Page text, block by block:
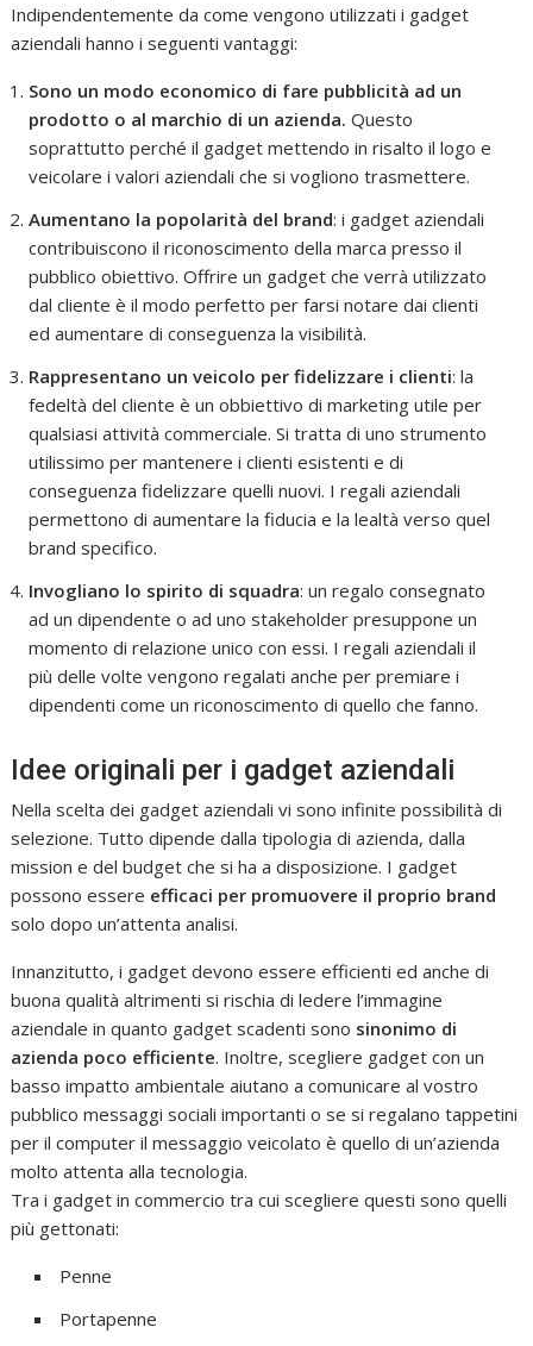
Indipendentemente da come vengono utilizzati i gadget
aziendali hanno i seguenti vantaggi:
Sono un modo economico di fare pubblicità ad un
prodotto o al marchio di un azienda. Questo
soprattutto perché il gadget mettendo in risalto il logo e
veicolare i valori aziendali che si vogliono trasmettere.
Aumentano la popolarità del brand: i gadget aziendali
contribuiscono il riconoscimento della marca presso il
pubblico obiettivo. Offrire un gadget che verrà utilizzato
dal cliente è il modo perfetto per farsi notare dai clienti
ed aumentare di conseguenza la visibilità.
Rappresentano un veicolo per fidelizzare i clienti: la
fedeltà del cliente è un obbiettivo di marketing utile per
qualsiasi attività commerciale. Si tratta di uno strumento
utilissimo per mantenere i clienti esistenti e di
conseguenza fidelizzare quelli nuovi. I regali aziendali
permettono di aumentare la fiducia e la lealtà verso quel
brand specifico.
Invogliano lo spirito di squadra: un regalo consegnato
ad un dipendente o ad uno stakeholder presuppone un
momento di relazione unico con essi. I regali aziendali il
più delle volte vengono regalati anche per premiare i
dipendenti come un riconoscimento di quello che fanno.
Idee originali per i gadget aziendali
Nella scelta dei gadget aziendali vi sono infinite possibilità di
selezione. Tutto dipende dalla tipologia di azienda, dalla
mission e del budget che si ha a disposizione. I gadget
possono essere efficaci per promuovere il proprio brand
solo dopo un’attenta analisi.
Innanzitutto, i gadget devono essere efficienti ed anche di
buona qualità altrimenti si rischia di ledere l’immagine
aziendale in quanto gadget scadenti sono sinonimo di
azienda poco efficiente. Inoltre, scegliere gadget con un
basso impatto ambientale aiutano a comunicare al vostro
pubblico messaggi sociali importanti o se si regalano tappetini
per il computer il messaggio veicolato è quello di un’azienda
molto attenta alla tecnologia.
Tra i gadget in commercio tra cui scegliere questi sono quelli
più gettonati:
Penne
Portapenne